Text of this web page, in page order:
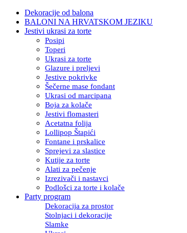
Dekoracije od balona
BALONI NA HRVATSKOM JEZIKU
Jestivi ukrasi za torte
Posipi
Toperi
Ukrasi za torte
Glazure i preljevi
Jestive pokrivke
Šečerne mase fondant
Ukrasi od marcipana
Boja za kolače
Jestivi flomasteri
Acetatna folija
Lollipop Štapići
Fontane i prskalice
Sprejevi za slastice
Kutije za torte
Alati za pečenje
Izrezivači i nastavci
Podlošci za torte i kolače
Party program
Dekoracija za prostor
Stolnjaci i dekoracije
Slamke